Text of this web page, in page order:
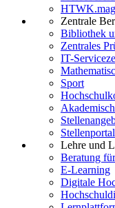
Zentrale
Bibliothek
Zentrales
IT-
Sport
Stellenportal
Lehre und
Beratung
E-Learning
Digitale